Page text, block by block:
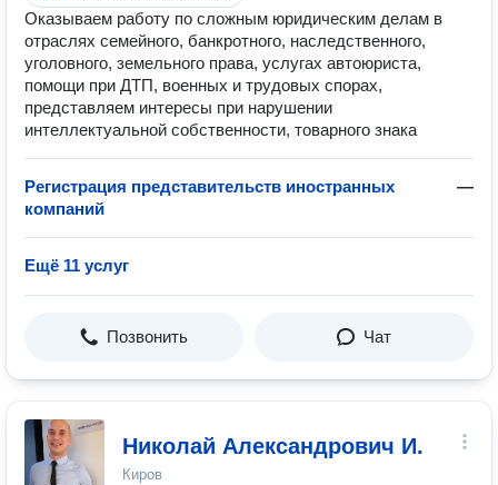
Оказываем работу по сложным юридическим делам в
отраслях семейного, банкротного, наследственного,
уголовного, земельного права, услугах автоюриста,
помощи при ДТП, военных и трудовых спорах,
представляем интересы при нарушении
интеллектуальной собственности, товарного знака
Регистрация представительств иностранных
компаний
—
Ещё 11 услуг
Позвонить Чат
Николай Александрович И.
Киров